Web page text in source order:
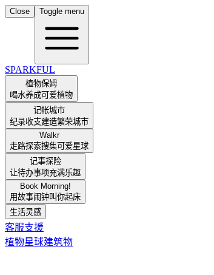
Close Toggle menu
SPARKFUL
植物保姆
喝水养成可爱植物
记帐城市
纪录收支建造繁荣城市
Walkr
走路探索搜集可爱星球
记事探险
让待办事项充满乐趣
Book Morning!
用故事闹钟叫你起床
生活灵感
客服支援
植物星球建筑物